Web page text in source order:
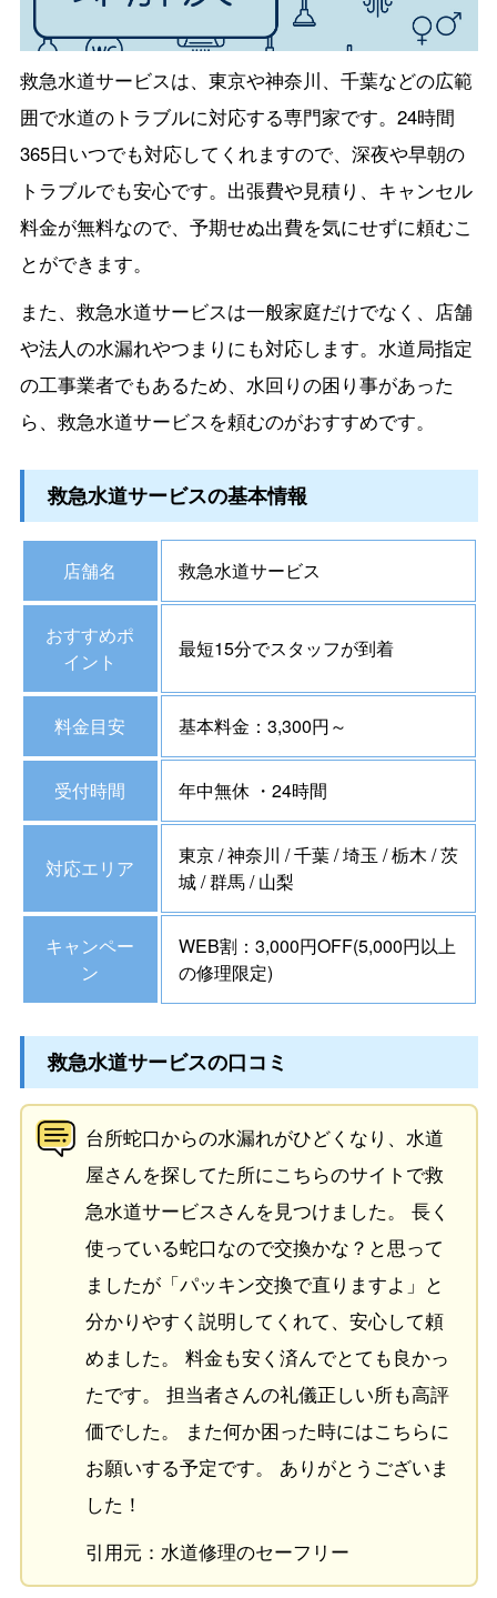
救急水道サービスは、東京や神奈川、千葉などの広範
囲で水道のトラブルに対応する専門家です。24時間
365日いつでも対応してくれますので、深夜や早朝の
トラブルでも安心です。出張費や見積り、キャンセル
料金が無料なので、予期せぬ出費を気にせずに頼むこ
とができます。
また、救急水道サービスは一般家庭だけでなく、店舗
や法人の水漏れやつまりにも対応します。水道局指定
の工事業者でもあるため、水回りの困り事があった
ら、救急水道サービスを頼むのがおすすめです。
救急水道サービスの基本情報
店舗名 救急水道サービス
おすすめポ
イント
最短15分でスタッフが到着
料金目安 基本料金：3,300円～
受付時間 年中無休 ・24時間
対応エリア
東京 / 神奈川 / 千葉 / 埼玉 / 栃木 / 茨
城 / 群馬 / 山梨
キャンペー
ン
WEB割：3,000円OFF(5,000円以上
の修理限定)
救急水道サービスの口コミ
台所蛇口からの水漏れがひどくなり、水道
屋さんを探してた所にこちらのサイトで救
急水道サービスさんを見つけました。 長く
使っている蛇口なので交換かな？と思って
ましたが「パッキン交換で直りますよ」と
分かりやすく説明してくれて、安心して頼
めました。 料金も安く済んでとても良かっ
たです。 担当者さんの礼儀正しい所も高評
価でした。 また何か困った時にはこちらに
お願いする予定です。 ありがとうございま
した！
引用元：水道修理のセーフリー